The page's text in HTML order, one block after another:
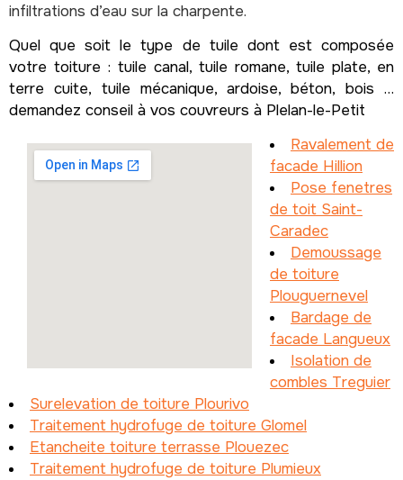
infiltrations d’eau sur la charpente.
Quel que soit le type de tuile dont est composée
votre toiture : tuile canal, tuile romane, tuile plate, en
terre cuite, tuile mécanique, ardoise, béton, bois …
demandez conseil à vos couvreurs à Plelan-le-Petit
Ravalement de
facade Hillion
Pose fenetres
de toit Saint-
Caradec
Demoussage
de toiture
Plouguernevel
Bardage de
facade Langueux
Isolation de
combles Treguier
Surelevation de toiture Plourivo
Traitement hydrofuge de toiture Glomel
Etancheite toiture terrasse Plouezec
Traitement hydrofuge de toiture Plumieux